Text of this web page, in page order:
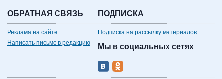
ОБРАТНАЯ СВЯЗЬ
Реклама на сайте
Написать письмо в редакцию
ПОДПИСКА
Подписка на рассылку материалов
Мы в социальных сетях